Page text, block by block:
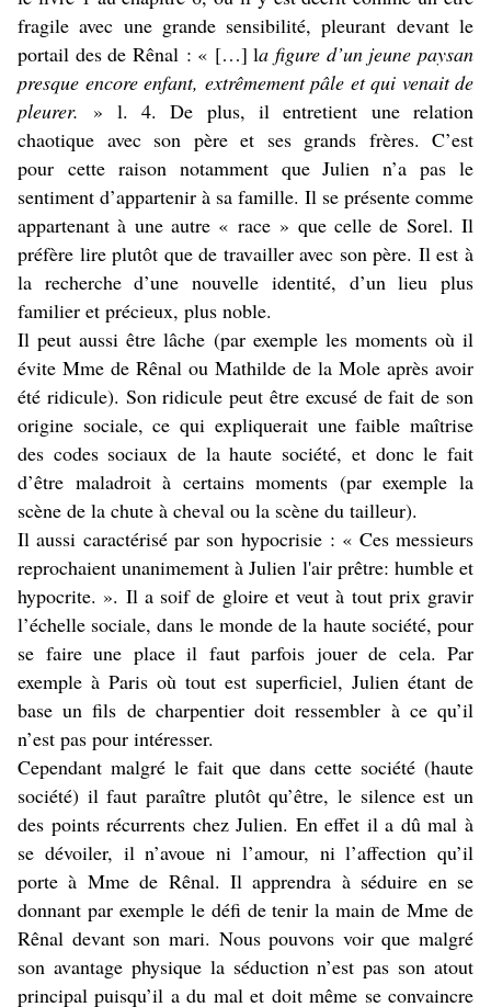
fragile avec une grande sensibilité, pleurant devant le
portail des de Rênal : « […] la figure d’un jeune paysan
presque encore enfant, extrêmement pâle et qui venait de
pleurer. » l. 4. De plus, il entretient une relation
chaotique avec son père et ses grands frères. C’est
pour cette raison notamment que Julien n’a pas le
sentiment d’appartenir à sa famille. Il se présente comme
appartenant à une autre « race » que celle de Sorel. Il
préfère lire plutôt que de travailler avec son père. Il est à
la recherche d’une nouvelle identité, d’un lieu plus
familier et précieux, plus noble.
Il peut aussi être lâche (par exemple les moments où il
évite Mme de Rênal ou Mathilde de la Mole après avoir
été ridicule). Son ridicule peut être excusé de fait de son
origine sociale, ce qui expliquerait une faible maîtrise
des codes sociaux de la haute société, et donc le fait
d’être maladroit à certains moments (par exemple la
scène de la chute à cheval ou la scène du tailleur).
Il aussi caractérisé par son hypocrisie : « Ces messieurs
reprochaient unanimement à Julien l'air prêtre: humble et
hypocrite. ». Il a soif de gloire et veut à tout prix gravir
l’échelle sociale, dans le monde de la haute société, pour
se faire une place il faut parfois jouer de cela. Par
exemple à Paris où tout est superficiel, Julien étant de
base un fils de charpentier doit ressembler à ce qu’il
n’est pas pour intéresser.
Cependant malgré le fait que dans cette société (haute
société) il faut paraître plutôt qu’être, le silence est un
des points récurrents chez Julien. En effet il a dû mal à
se dévoiler, il n’avoue ni l’amour, ni l’affection qu’il
porte à Mme de Rênal. Il apprendra à séduire en se
donnant par exemple le défi de tenir la main de Mme de
Rênal devant son mari. Nous pouvons voir que malgré
son avantage physique la séduction n’est pas son atout
principal puisqu’il a du mal et doit même se convaincre